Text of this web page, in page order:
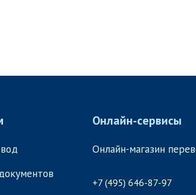
Онлайн-сервисы
Онлайн-магазин
+7 (495) 646-87-97